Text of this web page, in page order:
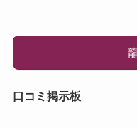
口コミ掲示板